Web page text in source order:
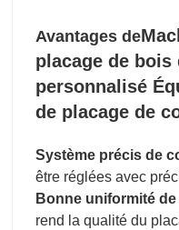
Avantages de
placage de bois
personnalisé
de placage de
Système précis de
être réglées avec
Bonne uniformité
rend la qualité du